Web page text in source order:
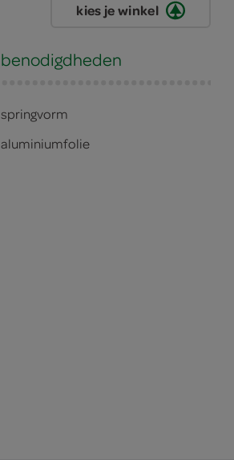
kies je winkel
benodigdheden
springvorm
aluminiumfolie